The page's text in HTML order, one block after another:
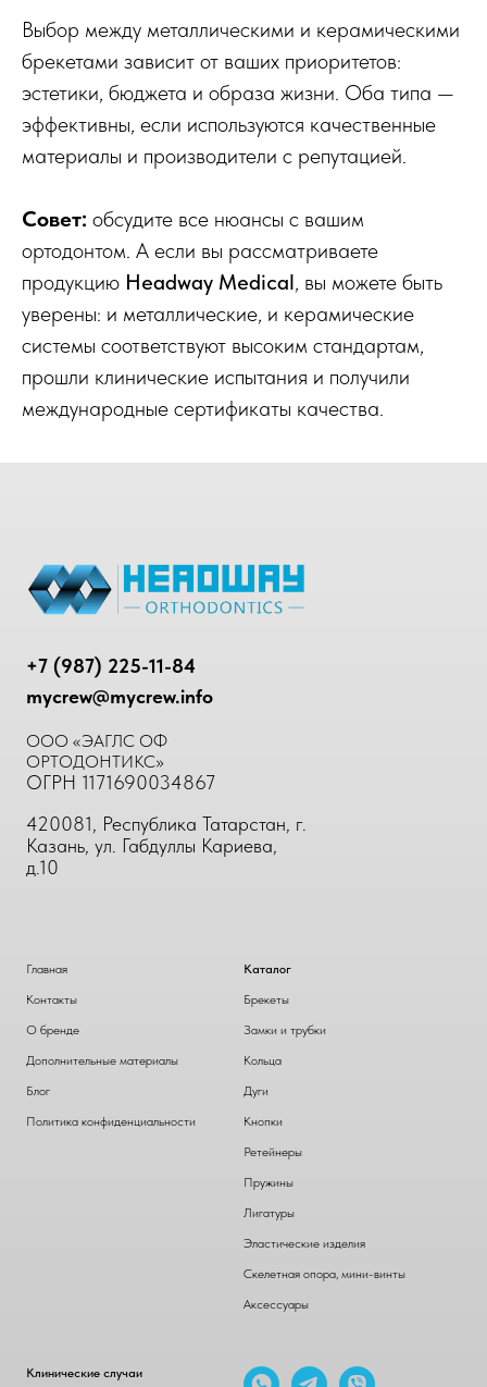
Выбор между металлическими и керамическими
брекетами зависит от ваших приоритетов:
эстетики, бюджета и образа жизни. Оба типа —
эффективны, если используются качественные
материалы и производители с репутацией.
Совет: обсудите все нюансы с вашим
ортодонтом. А если вы рассматриваете
продукцию Headway Medical, вы можете быть
уверены: и металлические, и керамические
системы соответствуют высоким стандартам,
прошли клинические испытания и получили
международные сертификаты качества.
+7 (987) 225-11-84
mycrew@mycrew.info
ООО «ЭАГЛС ОФ
ОРТОДОНТИКС»
ОГРН 1171690034867
420081, Республика Татарстан, г.
Казань, ул. Габдуллы Кариева,
д.10
Главная
Контакты
О бренде
Дополнительные материалы
Блог
Политика конфиденциальности
Каталог
Брекеты
Замки и трубки
Кольца
Дуги
Кнопки
Ретейнеры
Пружины
Лигатуры
Эластические изделия
Скелетная опора, мини-винты
Аксессуары
Клинические случаи